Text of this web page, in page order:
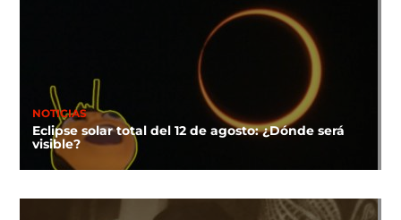
NOTICIAS
Eclipse solar total del 12 de agosto: ¿Dónde será
visible?